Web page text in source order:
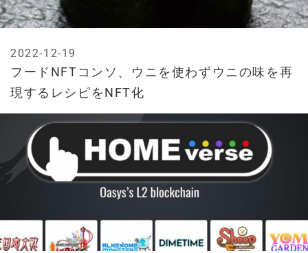
フードNFTコンソ、ウニを使わずウニの味を再
現するレシピをNFT化
2022-12-19